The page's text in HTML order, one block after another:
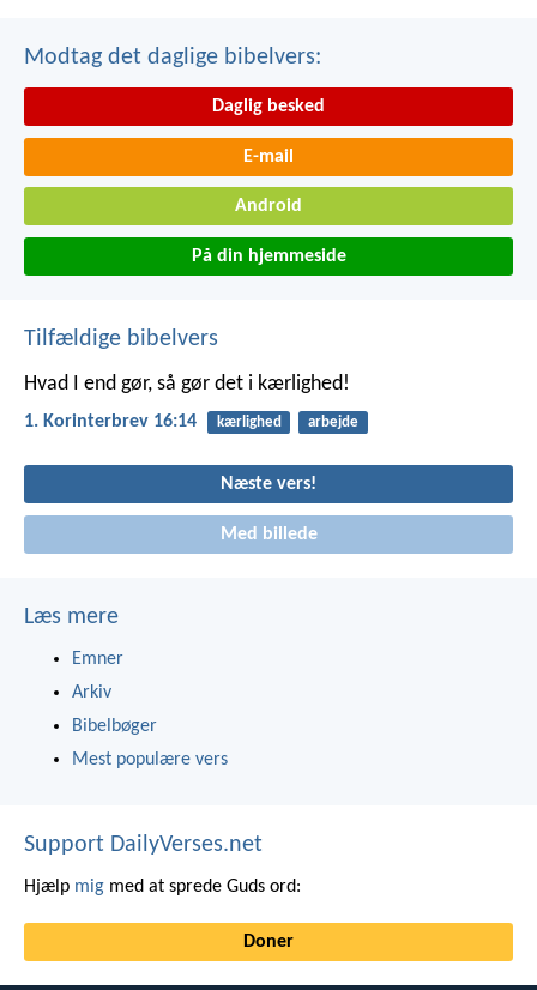
Modtag det daglige bibelvers:
Daglig besked
E-mail
Android
På din hjemmeside
Tilfældige bibelvers
Hvad I end gør, så gør det i kærlighed!
1. Korinterbrev 16:14 kærlighed arbejde
Næste vers!
Med billede
Læs mere
Emner
Arkiv
Bibelbøger
Mest populære vers
Support DailyVerses.net
Hjælp mig med at sprede Guds ord:
Doner